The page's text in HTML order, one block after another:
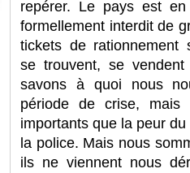
repérer. Le pays est
formellement interdit de
tickets de rationnement
se trouvent, se
savons à quoi nous
période de crise,
importants que la peur
la police. Mais nous
ils ne viennent nous